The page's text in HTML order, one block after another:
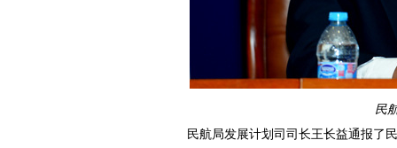
民
民航局发展计划司司长王长益通报了